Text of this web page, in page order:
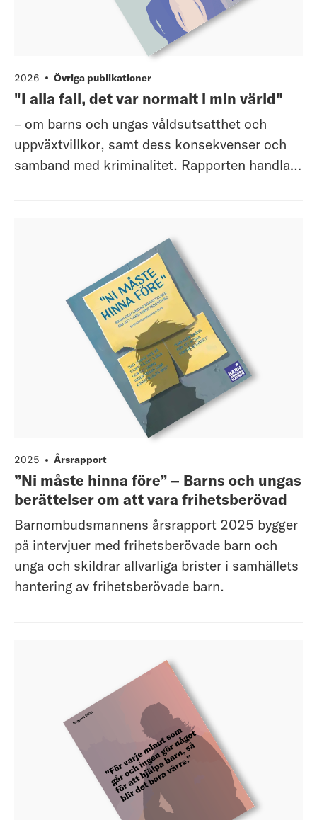
2026 Övriga publikationer
"I alla fall, det var normalt i min värld"
– om barns och ungas våldsutsatthet och
uppväxtvillkor, samt dess konsekvenser och
samband med kriminalitet. Rapporten handlar
lyssna på barns och ungas erfarenheter och
2025 Årsrapport
”Ni måste hinna före” – Barns och ungas
berättelser om att vara frihetsberövad
Barnombudsmannens årsrapport 2025 bygger
på intervjuer med frihetsberövade barn och
unga och skildrar allvarliga brister i samhällets
hantering av frihetsberövade barn.